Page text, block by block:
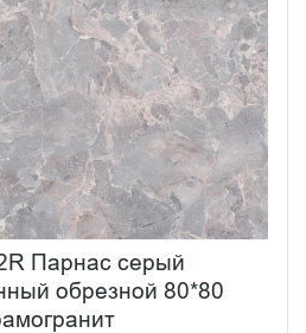
Парнас серый
обрезной 80*80